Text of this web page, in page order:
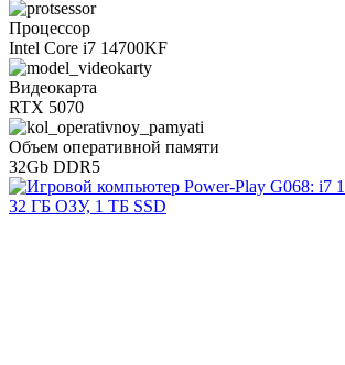
Процессор
Intel Core i7 14700KF
Видеокарта
RTX 5070
Объем оперативной памяти
32Gb DDR5